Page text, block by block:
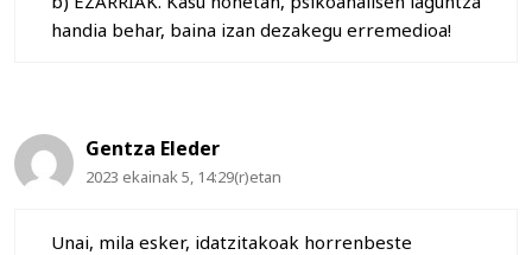
handia behar, baina izan dezakegu erremedioa!
Gentza Eleder
2023 ekainak 5, 14:29(r)etan
Unai, mila esker, idatzitakoak horrenbeste